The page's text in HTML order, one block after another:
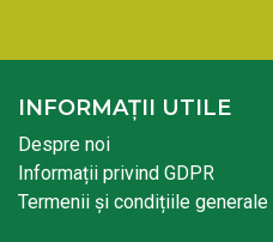
INFORMAȚII UTILE
Despre noi
Informații privind GDPR
Termenii și condițiile generale